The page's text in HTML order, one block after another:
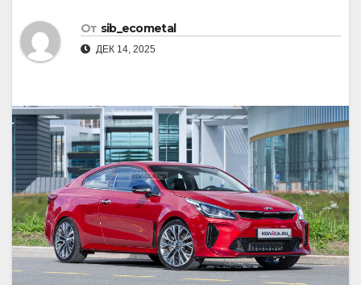
От sib_ecometal
ДЕК 14, 2025